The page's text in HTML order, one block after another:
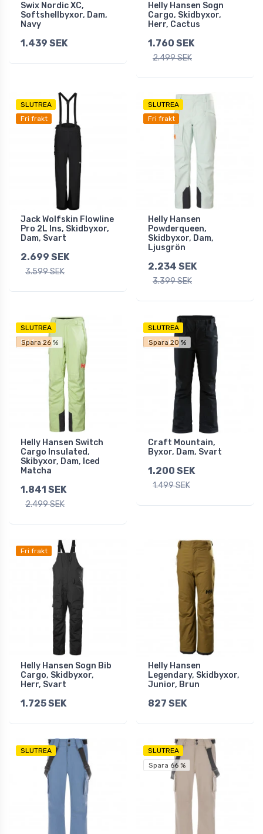
Swix Nordic XC,
Softshellbyxor, Dam,
Navy
1.439 SEK
Helly Hansen Sogn
Cargo, Skidbyxor,
Herr, Cactus
1.760 SEK
2.499 SEK
SLUTREA
Fri frakt
Jack Wolfskin Flowline
Pro 2L Ins, Skidbyxor,
Dam, Svart
2.699 SEK
3.599 SEK
SLUTREA
Fri frakt
Helly Hansen
Powderqueen,
Skidbyxor, Dam,
Ljusgrön
2.234 SEK
3.399 SEK
SLUTREA
Fri frakt
Spara 26 %
Helly Hansen Switch
Cargo Insulated,
Skibyxor, Dam, Iced
Matcha
1.841 SEK
2.499 SEK
SLUTREA
Fri frakt
Spara 20 %
Craft Mountain,
Byxor, Dam, Svart
1.200 SEK
1.499 SEK
Fri frakt
Helly Hansen Sogn Bib
Cargo, Skidbyxor,
Herr, Svart
1.725 SEK
Helly Hansen
Legendary, Skidbyxor,
Junior, Brun
827 SEK
SLUTREA
SLUTREA
Spara 66 %